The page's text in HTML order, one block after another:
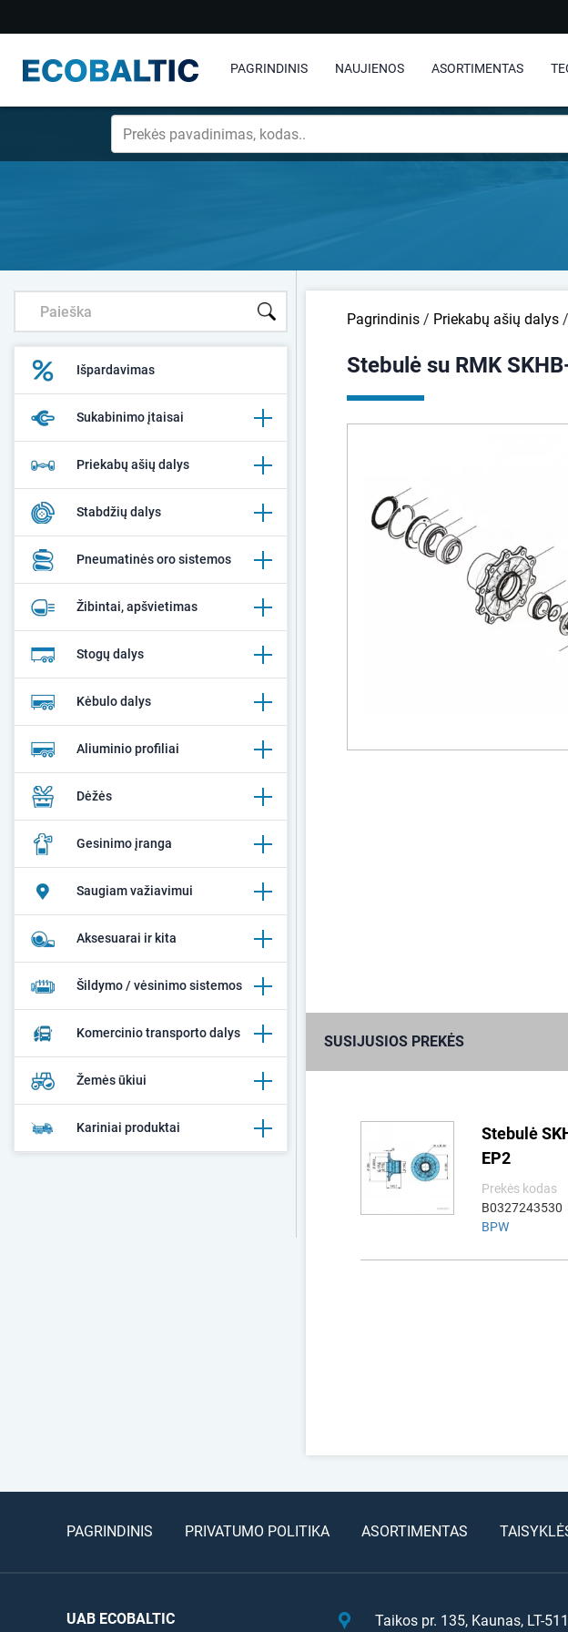
PAGRINDINIS NAUJIENOS ASORTIMENTAS
Išpardavimas
Sukabinimo įtaisai
Priekabų ašių dalys
Stabdžių dalys
Pneumatinės oro sistemos
Žibintai, apšvietimas
Stogų dalys
Kėbulo dalys
Aliuminio profiliai
Dėžės
Gesinimo įranga
Saugiam važiavimui
Aksesuarai ir kita
Šildymo / vėsinimo sistemos
Komercinio transporto dalys
Žemės ūkiui
Kariniai produktai
Pagrindinis / Priekabų ašių dalys /
Stebulė su RMK
SUSIJUSIOS PREKĖS
Stebulė
EP2
Prekės kodas
B0327243530
BPW
PAGRINDINIS PRIVATUMO POLITIKA ASORTIMENTAS
UAB ECOBALTIC Taikos pr. 135, Kaunas, LT-